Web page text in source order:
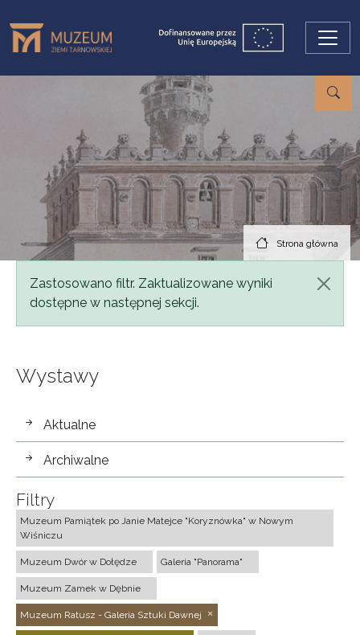
Strona główna
Komunikat
Zastosowano filtr. Zaktualizowane wyniki
dostępne w następnej sekcji.
Wystawy
wystawy
Aktualne
Archiwalne
Filtry
Muzeum Pamiątek po Janie Matejce "Koryznówka" w Nowym
Wiśniczu
Muzeum Dwór w Dołędze Galeria "Panorama"
Muzeum Zamek w Dębnie
Muzeum Ratusz - Galeria Sztuki Dawnej